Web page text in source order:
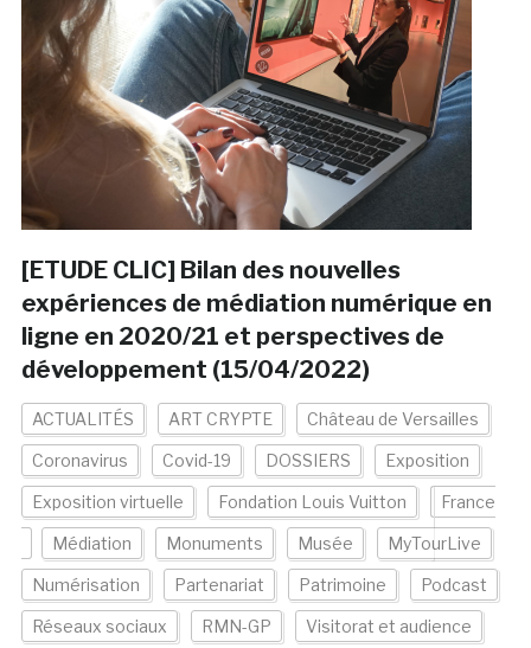
[ETUDE CLIC] Bilan des nouvelles
expériences de médiation numérique en
ligne en 2020/21 et perspectives de
développement (15/04/2022)
ACTUALITÉS ART CRYPTE Château de Versailles
Coronavirus Covid-19 DOSSIERS Exposition
Exposition virtuelle Fondation Louis Vuitton France
Médiation Monuments Musée MyTourLive
Numérisation Partenariat Patrimoine Podcast
Réseaux sociaux RMN-GP Visitorat et audience